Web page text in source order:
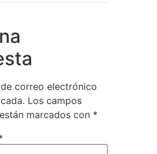
correo electrónico
Los campos
marcados con *